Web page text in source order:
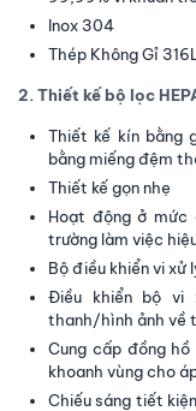
Inox 304
Thép Không Gỉ
2. Thiết kế bộ lọc
Thiết kế kín bằng
bằng miếng đệm
Thiết kế gọn nhẹ
Hoạt động ở mức
trường làm việc
Bộ điều khiển vi
Điều khiển bộ vi
thanh/hình ảnh về
Cung cấp đồng
khoanh vùng cho
Chiếu sáng tiết